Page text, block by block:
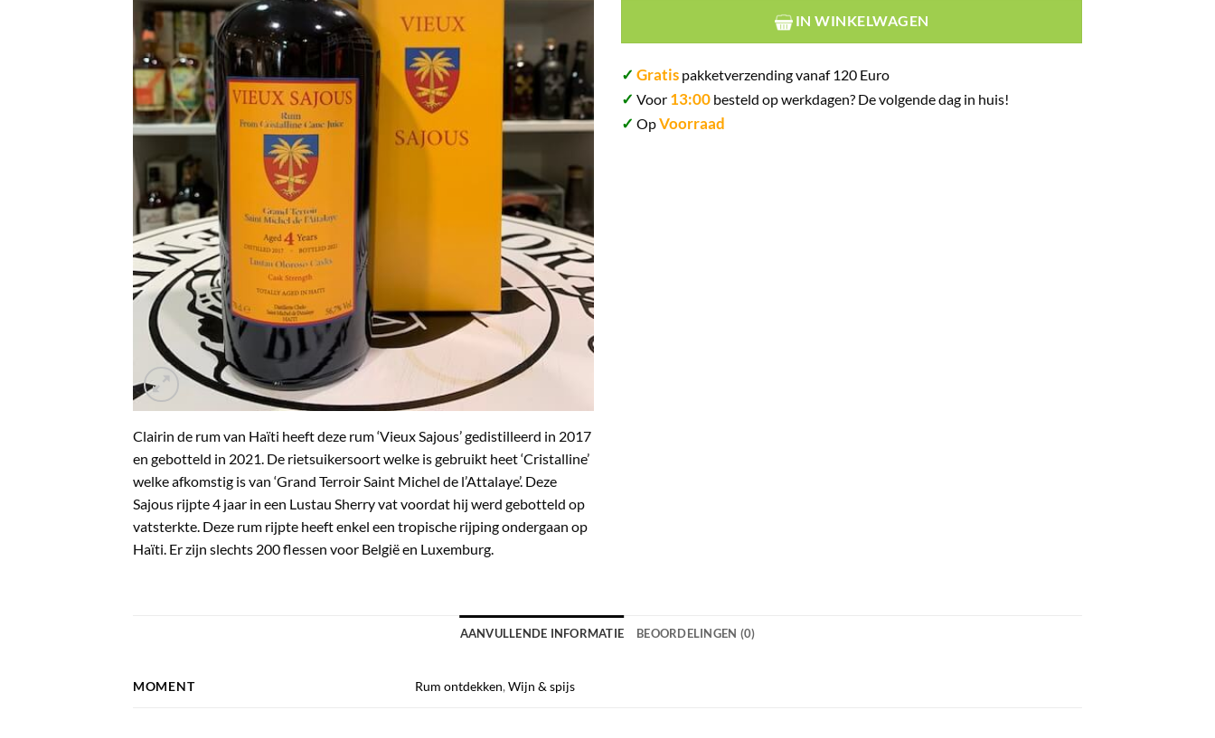
Clairin de rum van Haïti heeft deze rum ‘Vieux Sajous’ gedistilleerd in 2017
en gebotteld in 2021. De rietsuikersoort welke is gebruikt heet ‘Cristalline’
welke afkomstig is van ‘Grand Terroir Saint Michel de l’Attalaye’. Deze
Sajous rijpte 4 jaar in een Lustau Sherry vat voordat hij werd gebotteld op
vatsterkte. Deze rum rijpte heeft enkel een tropische rijping ondergaan op
Haïti. Er zijn slechts 200 flessen voor België en Luxemburg.
IN WINKELWAGEN
✓ Gratis pakketverzending vanaf 120 Euro
✓ Voor 13:00 besteld op werkdagen? De volgende dag in huis!
✓ OpVoorraad
AANVULLENDE INFORMATIE BEOORDELINGEN (0)
MOMENT Rum ontdekken,Wijn & spijs